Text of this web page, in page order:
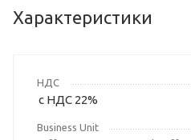
Характеристики
НДС
с НДС 22%
Business Unit